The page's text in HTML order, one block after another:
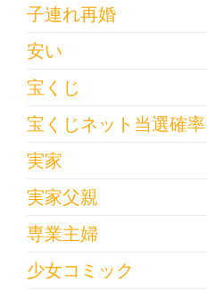
子連れ再婚
安い
宝くじ
宝くじネット当選確率
実家
実家父親
専業主婦
少女コミック